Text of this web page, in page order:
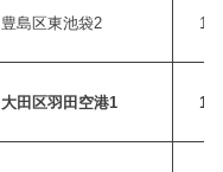
豊島区東池袋2
大田区羽田空港1